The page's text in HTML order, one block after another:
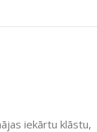
iekārtu klāstu,